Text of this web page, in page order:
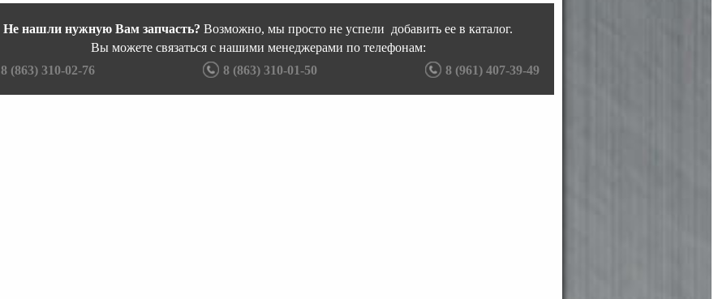
Не нашли нужную Вам запчасть? Возможно, мы просто не успели добавить ее в каталог.
Вы можете связаться с нашими менеджерами по телефонам:
8 (863) 310-02-76
8 (863) 310-01-50 8 (961) 407-39-49